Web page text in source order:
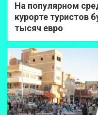
На популярном
курорте туристов
тысяч евро